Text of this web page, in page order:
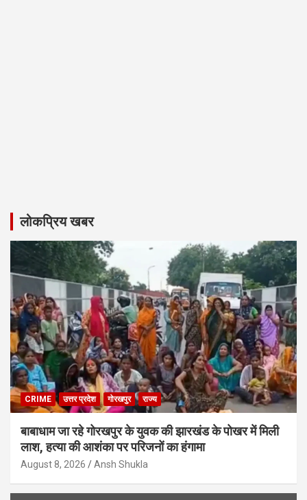
लोकप्रिय खबर
CRIME उत्तर प्रदेश गोरखपुर राज्य
बाबाधाम जा रहे गोरखपुर के युवक की झारखंड के पोखर में मिली
लाश, हत्या की आशंका पर परिजनों का हंगामा
August 8, 2026 Ansh Shukla